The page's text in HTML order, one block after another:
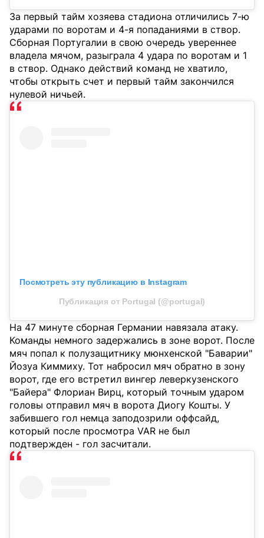
За первый тайм хозяева стадиона отличились 7-ю
ударами по воротам и 4-я попаданиями в створ.
Сборная Португалии в свою очередь увереннее
владела мячом, разыграла 4 удара по воротам и 1
в створ. Однако действий команд не хватило,
чтобы открыть счет и первый тайм закончился
нулевой ничьей.
Посмотреть эту публикацию в Instagram
Публикация от Portugal (@portugal)
На 47 минуте сборная Германии навязала атаку.
Команды немного задержались в зоне ворот. После
мяч попал к полузащитнику мюнхенской "Баварии"
Йозуа Киммиху. Тот набросил мяч обратно в зону
ворот, где его встретил вингер леверкузенского
"Байера" Флориан Вирц, который точным ударом
головы отправил мяч в ворота Диогу Кошты. У
забившего гол немца заподозрили оффсайд,
который после просмотра VAR не был
подтвержден - гол засчитали.